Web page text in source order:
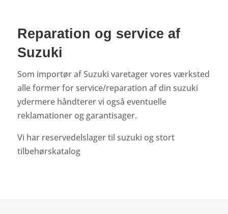
Reparation og service af
Suzuki
Som importør af Suzuki varetager vores værksted
alle former for service/reparation af din suzuki
ydermere håndterer vi også eventuelle
reklamationer og garantisager.
Vi har reservedelslager til suzuki og stort
tilbehørskatalog